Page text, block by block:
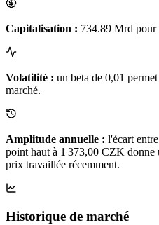
Capitalisation : 734.89 Mrd pour
Volatilité : un beta de 0,01
marché.
Amplitude annuelle : l'écart
point haut à 1 373,00 CZK donne
prix travaillée récemment.
Historique de marché